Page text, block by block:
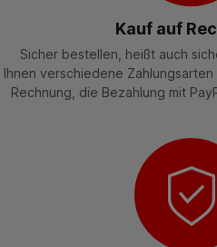
Kauf auf
Sicher bestellen, heißt auch
Ihnen verschiedene
Rechnung, die Bezahlung mit